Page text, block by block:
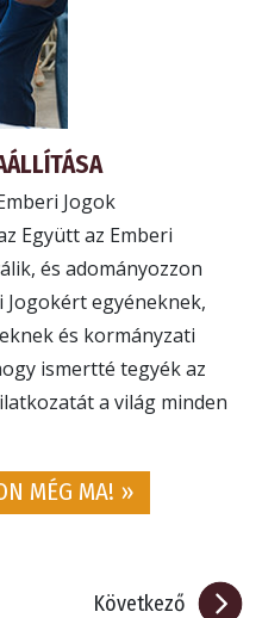
Jogok
Együtt az Emberi
és adományozzon
Jogokért egyéneknek,
és kormányzati
ismertté tegyék az
a világ minden
MÉG MA! »
Következő